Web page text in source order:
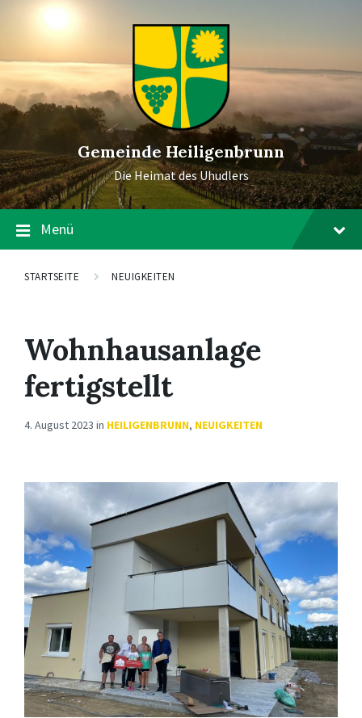
Gemeinde Heiligenbrunn
Die Heimat des Uhudlers
Menü
STARTSEITE NEUIGKEITEN
Wohnhausanlage
fertigstellt
4. August 2023 in HEILIGENBRUNN, NEUIGKEITEN